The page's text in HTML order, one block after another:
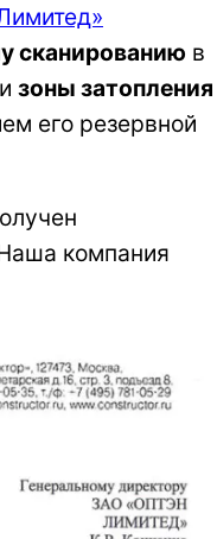
сканированию в
зоны затопления
его резервной
компания